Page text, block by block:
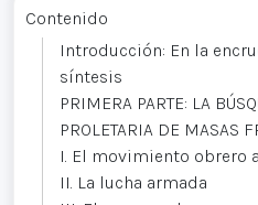
Contenido
Introducción: En la
síntesis
PRIMERA PARTE: LA
PROLETARIA DE MASAS
I. El movimiento obrero
II. La lucha armada